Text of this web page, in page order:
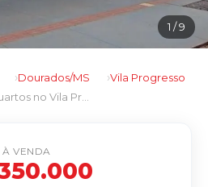
1 / 9
Dourados/MS
Vila Progresso
À VENDA